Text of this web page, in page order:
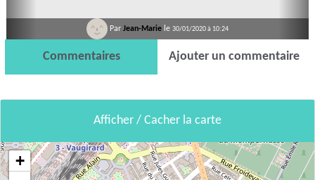
Par Jean-Marie le 30/01/2020 à 10:24
Commentaires Ajouter un commentaire
Afficher / Cacher la carte
+